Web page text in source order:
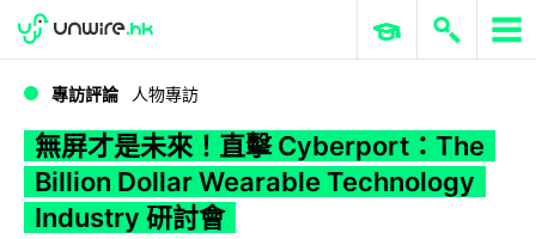
WWDC 2026 ERP 與商業 AI
專訪評論 人物專訪
無屏才是未來！直擊 Cyberport：The
Billion Dollar Wearable Technology
Industry 研討會